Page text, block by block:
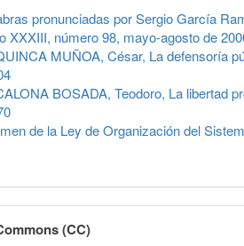
pronunciadas por Sergio García
XXXIII, número 98, mayo-agosto de
MUÑOA, César, La defensoría
BOSADA, Teodoro, La libertad
de la Ley de Organización del
(CC)